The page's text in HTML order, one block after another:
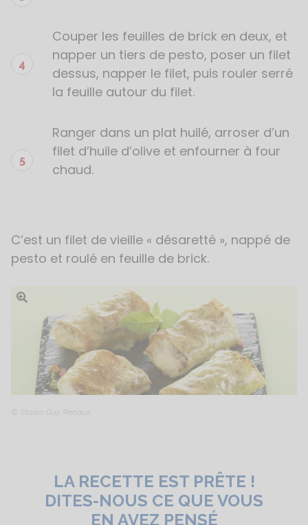
Couper les feuilles de brick en deux, et
napper un tiers de pesto, poser un filet
dessus, napper le filet, puis rouler serré
la feuille autour du filet.
Ranger dans un plat huilé, arroser d’un
filet d’huile d’olive et enfourner à four
chaud.
C’est un filet de vieille « désaretté », nappé de
pesto et roulé en feuille de brick.
Ouvrir l'image
© Studio Guy Renaux
LA RECETTE EST PRÊTE !
DITES-NOUS CE QUE VOUS
EN AVEZ PENSÉ